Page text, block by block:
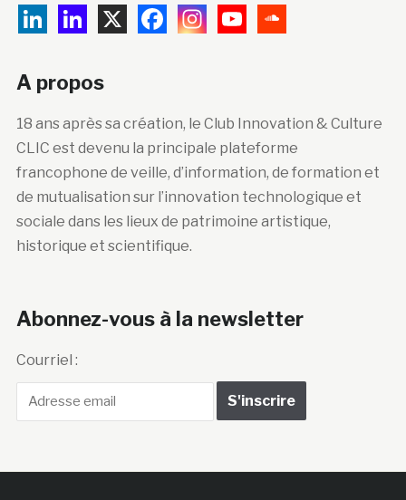
A propos
18 ans après sa création, le Club Innovation & Culture
CLIC est devenu la principale plateforme
francophone de veille, d’information, de formation et
de mutualisation sur l’innovation technologique et
sociale dans les lieux de patrimoine artistique,
historique et scientifique.
Abonnez-vous à la newsletter
Courriel :